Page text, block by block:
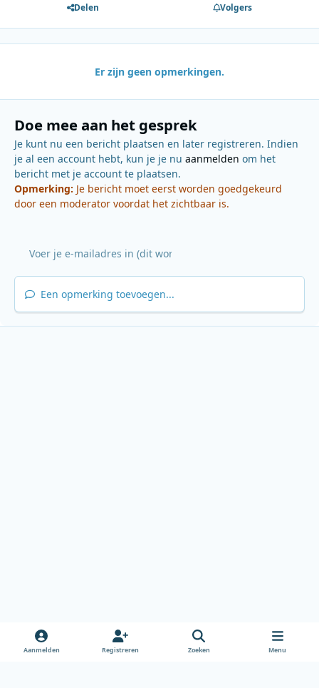
Delen Volgers
Er zijn geen opmerkingen.
Doe mee aan het gesprek
Je kunt nu een bericht plaatsen en later registreren. Indien
je al een account hebt, kun je je nu aanmelden om het
bericht met je account te plaatsen.
Opmerking: Je bericht moet eerst worden goedgekeurd
door een moderator voordat het zichtbaar is.
Een opmerking toevoegen...
Aanmelden Registreren Zoeken Menu